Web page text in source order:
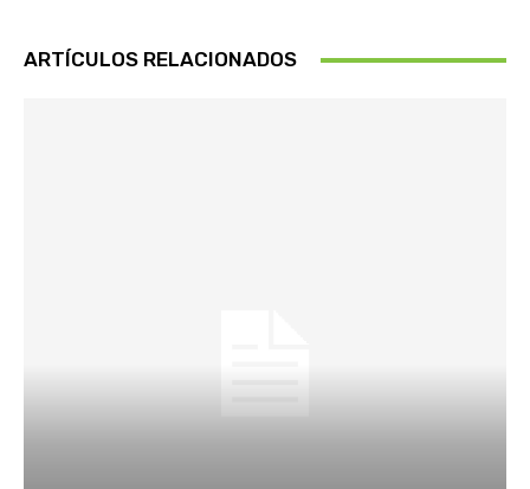
ARTÍCULOS RELACIONADOS